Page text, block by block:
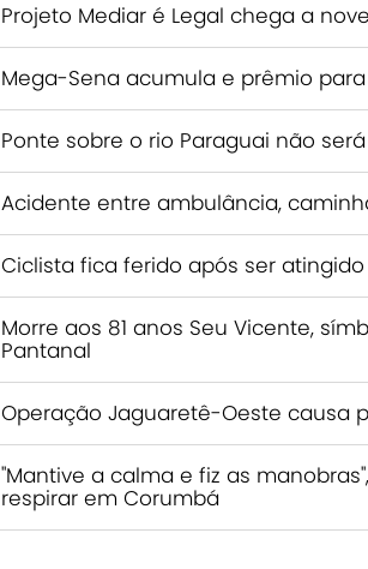
Projeto Mediar é Legal chega a
Mega-Sena acumula e prêmio
Ponte sobre o rio Paraguai não
Acidente entre ambulância,
Ciclista fica ferido após ser
Morre aos 81 anos Seu Vicente,
Pantanal
Operação Jaguaretê-Oeste causa
"Mantive a calma e fiz as
respirar em Corumbá